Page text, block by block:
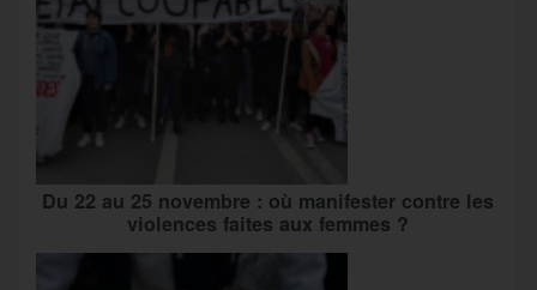
Du 22 au 25 novembre : où manifester contre les
violences faites aux femmes ?